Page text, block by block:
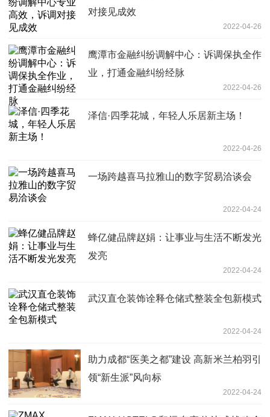
对接见成效
2022-04-26
鹰潭市金融纠纷调解中心：诉调保执全作
业，打通金融纠纷经脉
2022-04-26
泽信·四季花城，年轻人乐居新主场！
2022-04-26
一场跨越喜马拉雅山的数字贸易洽谈会
2022-04-24
蜂亿健品牌赵娟：让事业与生活不断发光
发亮
2022-04-24
武汉直仓装饰诠释仓储式整装全包新模式
2022-04-24
助力成都“医美之都”建设 高新米兰柏羽引
领“新生派”风向标
2022-04-24